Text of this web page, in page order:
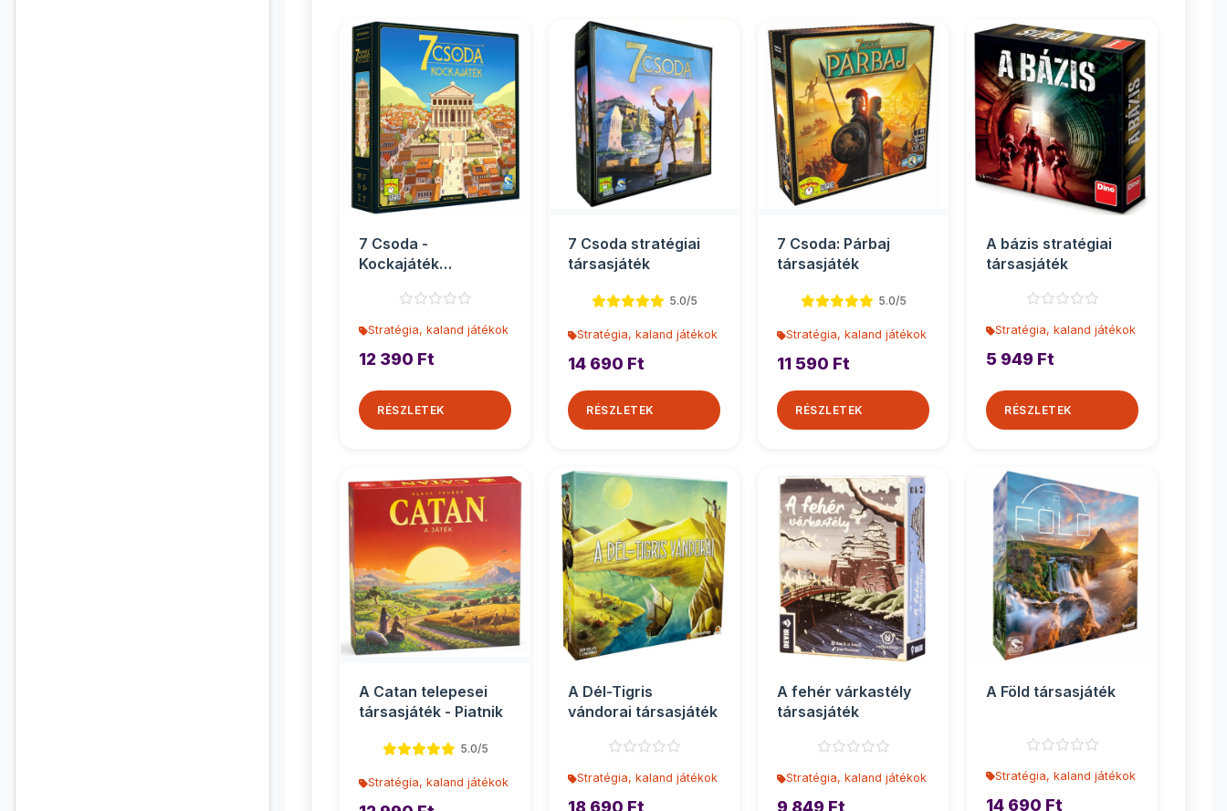
7 Csoda -
Kockajáték
Stratégia, kaland játékok
12 390 Ft
RÉSZLETEK
7 Csoda stratégiai
társasjáték
5.0/5
Stratégia, kaland játékok
14 690 Ft
RÉSZLETEK
7 Csoda: Párbaj
társasjáték
5.0/5
Stratégia, kaland játékok
11 590 Ft
RÉSZLETEK
A bázis stratégiai
társasjáték
Stratégia, kaland játékok
5 949 Ft
RÉSZLETEK
A Catan telepesei
társasjáték - Piatnik
5.0/5
Stratégia, kaland játékok
A Dél-Tigris
vándorai társasjáték
Stratégia, kaland játékok
18 690 Ft
A fehér várkastély
társasjáték
Stratégia, kaland játékok
9 849 Ft
A Föld társasjáték
Stratégia, kaland játékok
14 690 Ft